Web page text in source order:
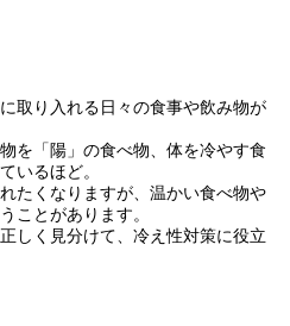
取り入れる日々の食事や飲み物が
を「陽」の食べ物、体を冷やす食
いるほど。
たくなりますが、温かい食べ物や
ことがあります。
しく見分けて、冷え性対策に役立